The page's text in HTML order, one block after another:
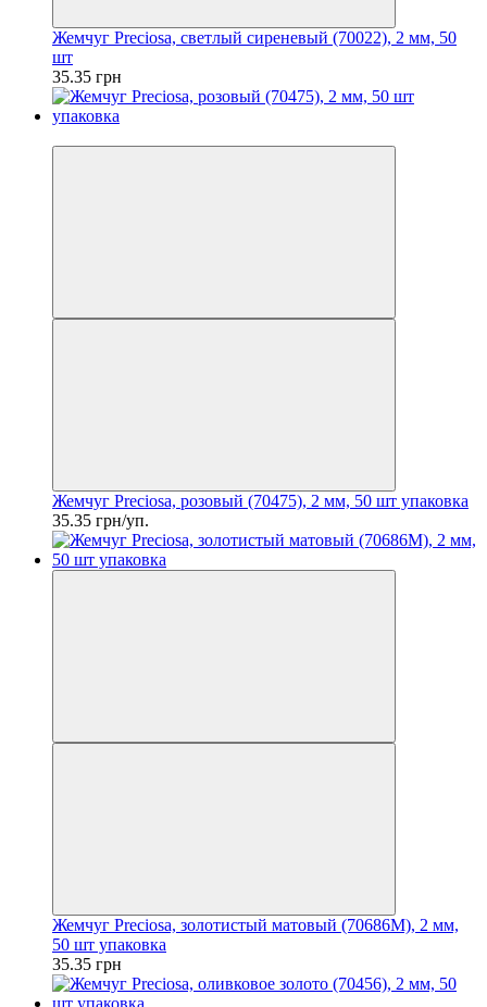
Жемчуг Preciosa, светлый сиреневый (70022), 2 мм, 50
шт
35.35 грн
Жемчуг Preciosa, розовый (70475), 2 мм, 50 шт упаковка
35.35 грн/уп.
Жемчуг Preciosa, золотистый матовый (70686М), 2 мм,
50 шт упаковка
35.35 грн